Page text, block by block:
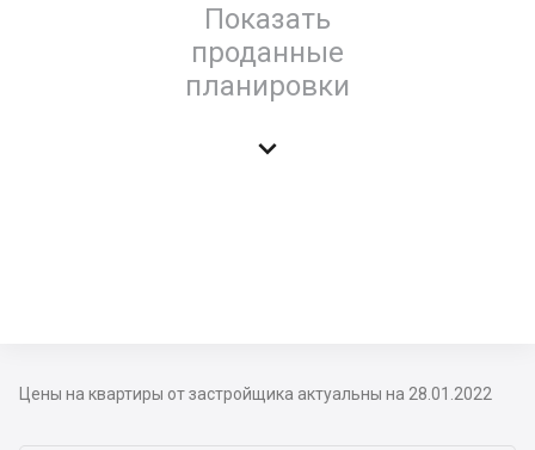
Показать
проданные
планировки

Цены на квартиры от застройщика актуальны на 28.01.2022